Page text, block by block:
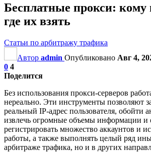
Бесплатные прокси: кому
где их взять
Статьи по арбитражу трафика
Автор admin Опубликовано Авг 4,
0 4
Поделится
Без использования прокси-серверов
нереально. Эти инструменты позволяют
реальный IP-адрес пользователя, обойти
извлечь огромные объемы информации и
регистрировать множество аккаунтов и
работы, а также выполнять целый ряд
арбитраже трафика, но и в других